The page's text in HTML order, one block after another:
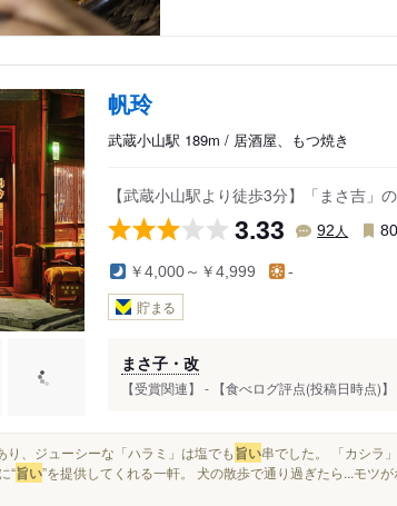
帆玲
武蔵小山駅 189m / 居酒屋、もつ焼き
【武蔵小山駅より徒歩3分】「まさ吉」
3.33 92 人
￥4,000～￥4,999 -
貯まる
まさ子・改
【受賞関連】 - 【食べログ評点(投稿日時点)
り、ジューシーな「ハラミ」は塩でも 旨い串でした。 「カシラ
“旨い”を提供してくれる一軒。 犬の散歩で通り過ぎたら...モツ